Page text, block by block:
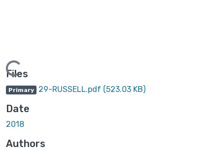
Files
Primary 29-RUSSELL.pdf (523.03 KB)
Date
2018
Authors